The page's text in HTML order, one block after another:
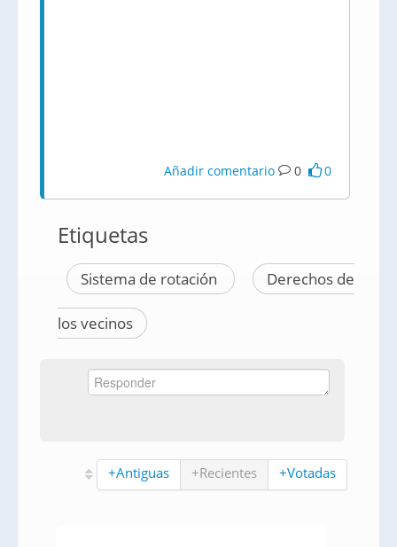
Añadir comentario 0 0
Etiquetas
Sistema de rotación Derechos de
los vecinos
+Antiguas +Recientes +Votadas